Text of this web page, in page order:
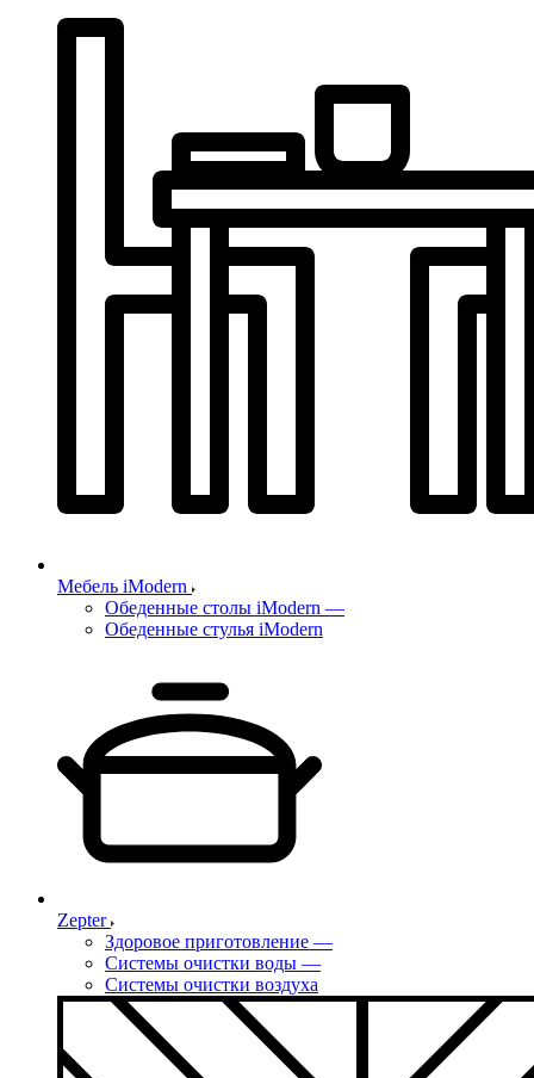
Мебель iModern
Обеденные столы iModern —
Обеденные стулья iModern
Zepter
Здоровое приготовление —
Системы очистки воды —
Системы очистки воздуха